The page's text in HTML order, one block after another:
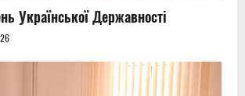
Української Державності